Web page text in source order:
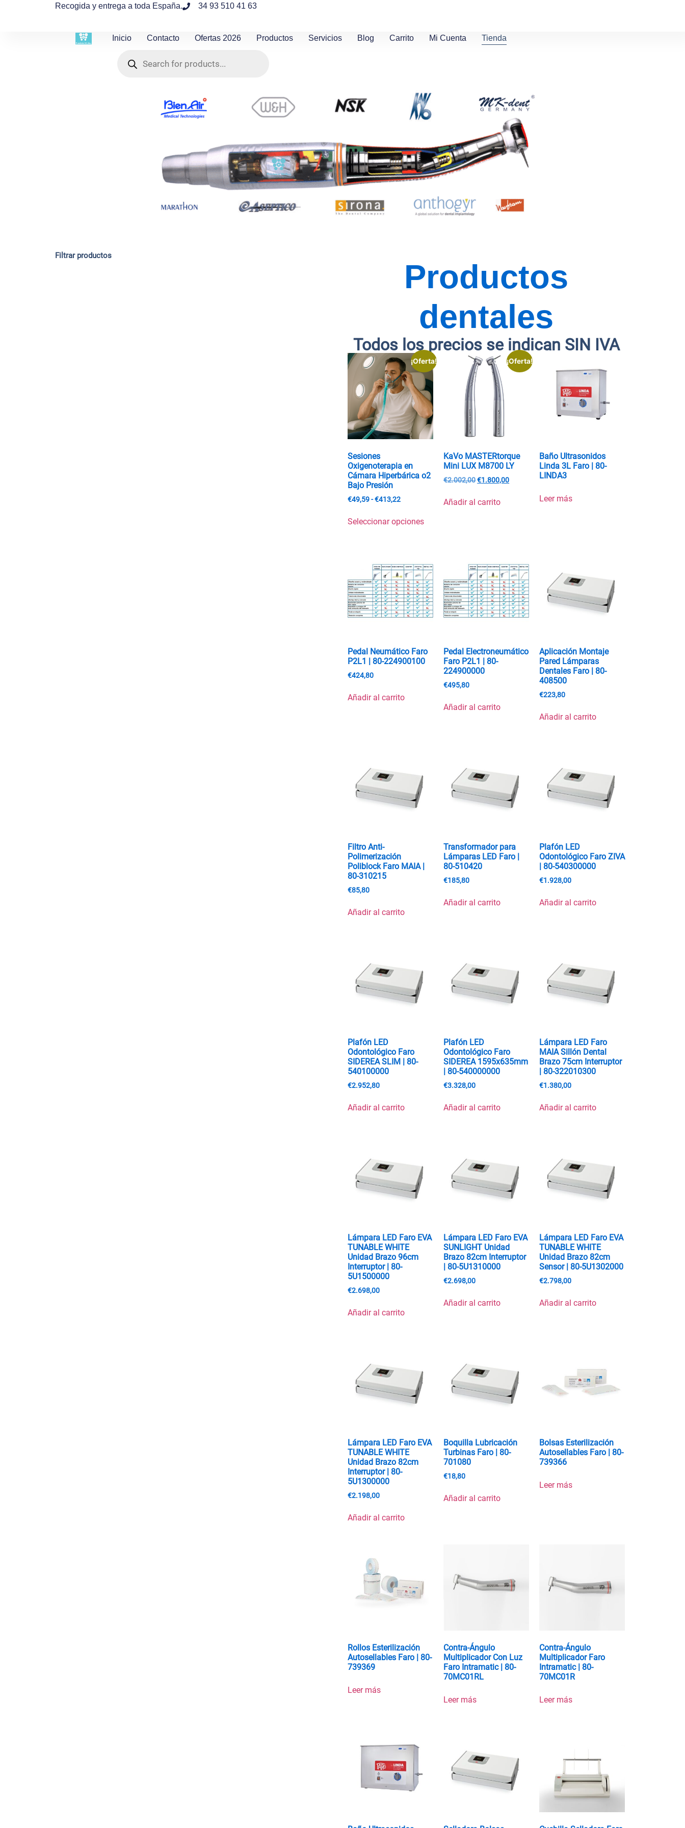
Recogida y entrega a toda España. 34 93 510 41 63
Inicio Contacto Ofertas 2026 Productos Servicios Blog Carrito Mi Cuenta Tienda
Filtrar productos
Productos
dentales
Todos los precios se indican SIN IVA
¡Oferta!
Sesiones
Oxigenoterapia en
Cámara Hiperbárica o2
Bajo Presión
€49,59-€413,22
Seleccionar opciones
¡Oferta!
KaVo MASTERtorque
Mini LUX M8700 LY
€2.002,00€1.800,00
Añadir al carrito
Baño Ultrasonidos
Linda 3L Faro | 80-
LINDA3
Leer más
Pedal Neumático Faro
P2L1 | 80-224900100
€424,80
Añadir al carrito
Pedal Electroneumático
Faro P2L1 | 80-
224900000
€495,80
Añadir al carrito
Aplicación Montaje
Pared Lámparas
Dentales Faro | 80-
408500
€223,80
Añadir al carrito
Filtro Anti-
Polimerización
Poliblock Faro MAIA |
80-310215
€85,80
Añadir al carrito
Transformador para
Lámparas LED Faro |
80-510420
€185,80
Añadir al carrito
Plafón LED
Odontológico Faro ZIVA
| 80-540300000
€1.928,00
Añadir al carrito
Plafón LED
Odontológico Faro
SIDEREA SLIM | 80-
540100000
€2.952,80
Añadir al carrito
Plafón LED
Odontológico Faro
SIDEREA 1595x635mm
| 80-540000000
€3.328,00
Añadir al carrito
Lámpara LED Faro
MAIA Sillón Dental
Brazo 75cm Interruptor
| 80-322010300
€1.380,00
Añadir al carrito
Lámpara LED Faro EVA
TUNABLE WHITE
Unidad Brazo 96cm
Interruptor | 80-
5U1500000
€2.698,00
Añadir al carrito
Lámpara LED Faro EVA
SUNLIGHT Unidad
Brazo 82cm Interruptor
| 80-5U1310000
€2.698,00
Añadir al carrito
Lámpara LED Faro EVA
TUNABLE WHITE
Unidad Brazo 82cm
Sensor | 80-5U1302000
€2.798,00
Añadir al carrito
Lámpara LED Faro EVA
TUNABLE WHITE
Unidad Brazo 82cm
Interruptor | 80-
5U1300000
€2.198,00
Añadir al carrito
Boquilla Lubricación
Turbinas Faro | 80-
701080
€18,80
Añadir al carrito
Bolsas Esterilización
Autosellables Faro | 80-
739366
Leer más
Rollos Esterilización
Autosellables Faro | 80-
739369
Leer más
Contra-Ángulo
Multiplicador Con Luz
Faro Intramatic | 80-
70MC01RL
Leer más
Contra-Ángulo
Multiplicador Faro
Intramatic | 80-
70MC01R
Leer más